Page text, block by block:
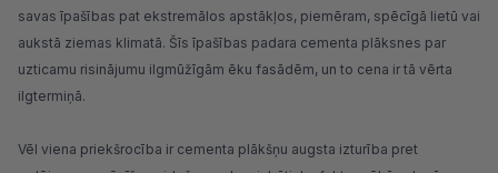
savas īpašības pat ekstremālos apstākļos, piemēram, spēcīgā lietū vai
aukstā ziemas klimatā. Šīs īpašības padara cementa plāksnes par
uzticamu risinājumu ilgmūžīgām ēku fasādēm, un to cena ir tā vērta
ilgtermiņā.
Vēl viena priekšrocība ir cementa plākšņu augsta izturība pret